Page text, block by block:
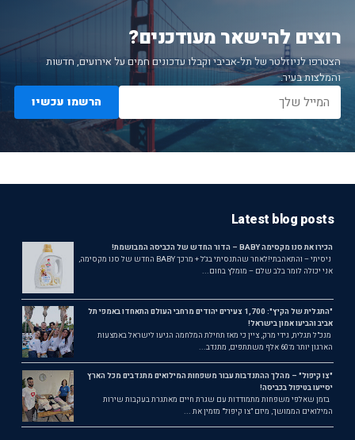
רוצים להישאר מעודכנים?
הצטרפו לניוזלטר של תל-אביבי וקבלו עדכונים חמים על אירועים, חדשות
והמלצות בעיר.
הרשמו עכשיו
Latest blog posts
הכירו את סנו מקסימה BABY – הדור החדש של הכביסה המבושמת!
ניסיתי – והתאהבתי!לאחר שהתנסיתי בג'ל + מרכך BABY החדש של סנו מקסימה,
אני יכולה לומר בלב שלם – מומלץ בחום...
"התגלית של הקיץ": 1,700 צעירים יהודים מרחבי העולם התאחדו באמפי תל
אביב והביעו אמון בישראל!
מנכ"ל תגלית, גידי מרק, ציין כי מאז תחילת המלחמה הגיעו לישראל באמצעות
הארגון יותר מ־60 אלף משתתפים, מתנדב...
"צו קיפול" – מהלך ההתנדבות עבור משפחות המילואים מתנדבים מכל הארץ
יסייעו בטיפול בכביסה!
בזמן שאלפי משפחות מתמודדות עם שגרת חיים מאתגרת בעקבות שירות
המילואים הממושך, מיזם "צו קיפול" מזמין את ...